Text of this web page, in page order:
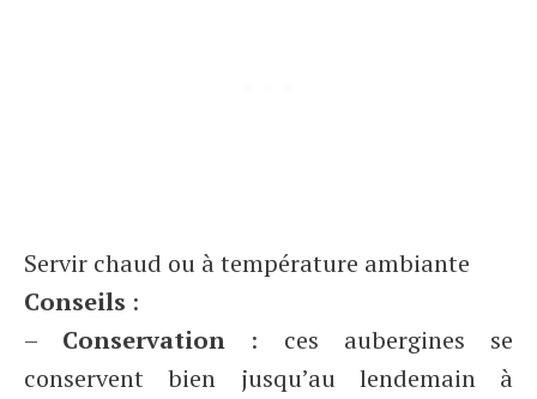
Servir chaud ou à température ambiante
Conseils :
– Conservation : ces aubergines se
conservent bien jusqu’au lendemain à